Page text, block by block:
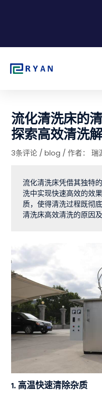
流化清洗床的
探索高效清洗
3条评论 /blog / 作者： 瑞
流化清洗床凭借其独特
洗中实现快速高效的效
质，使得清洗过程既彻
清洗床高效清洗的原因
1. 高温快速清除杂质